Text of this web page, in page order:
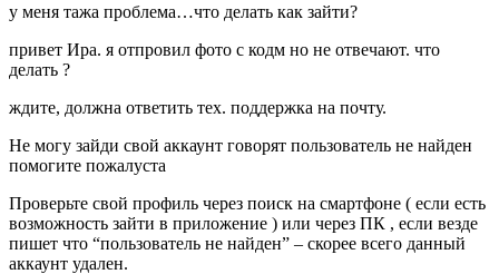
у меня тажа проблема…что делать как зайти?
привет Ира. я отпровил фото с кодм но не отвечают. что
делать ?
ждите, должна ответить тех. поддержка на почту.
Не могу зайди свой аккаунт говорят пользователь не найден
помогите пожалуста
Проверьте свой профиль через поиск на смартфоне ( если есть
возможность зайти в приложение ) или через ПК , если везде
пишет что “пользователь не найден” – скорее всего данный
аккаунт удален.